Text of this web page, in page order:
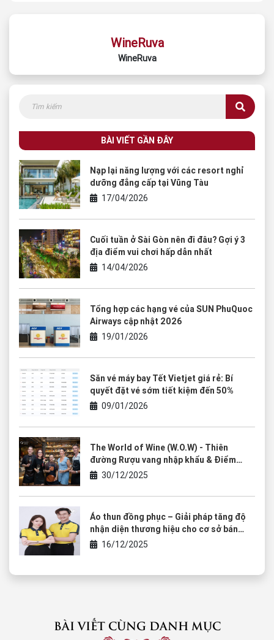
WineRuva
WineRuva
BÀI VIẾT GẦN ĐÂY
Nạp lại năng lượng với các resort nghỉ
dưỡng đẳng cấp tại Vũng Tàu
17/04/2026
Cuối tuần ở Sài Gòn nên đi đâu? Gợi ý 3
địa điểm vui chơi hấp dẫn nhất
14/04/2026
Tổng hợp các hạng vé của SUN PhuQuoc
Airways cập nhật 2026
19/01/2026
Săn vé máy bay Tết Vietjet giá rẻ: Bí
quyết đặt vé sớm tiết kiệm đến 50%
09/01/2026
The World of Wine (W.O.W) - Thiên
đường Rượu vang nhập khẩu & Điểm
chạm của văn hóa thưởng thức
30/12/2025
Áo thun đồng phục – Giải pháp tăng độ
nhận diện thương hiệu cho cơ sở bán
rượu vang
16/12/2025
BÀI VIẾT CÙNG DANH MỤC